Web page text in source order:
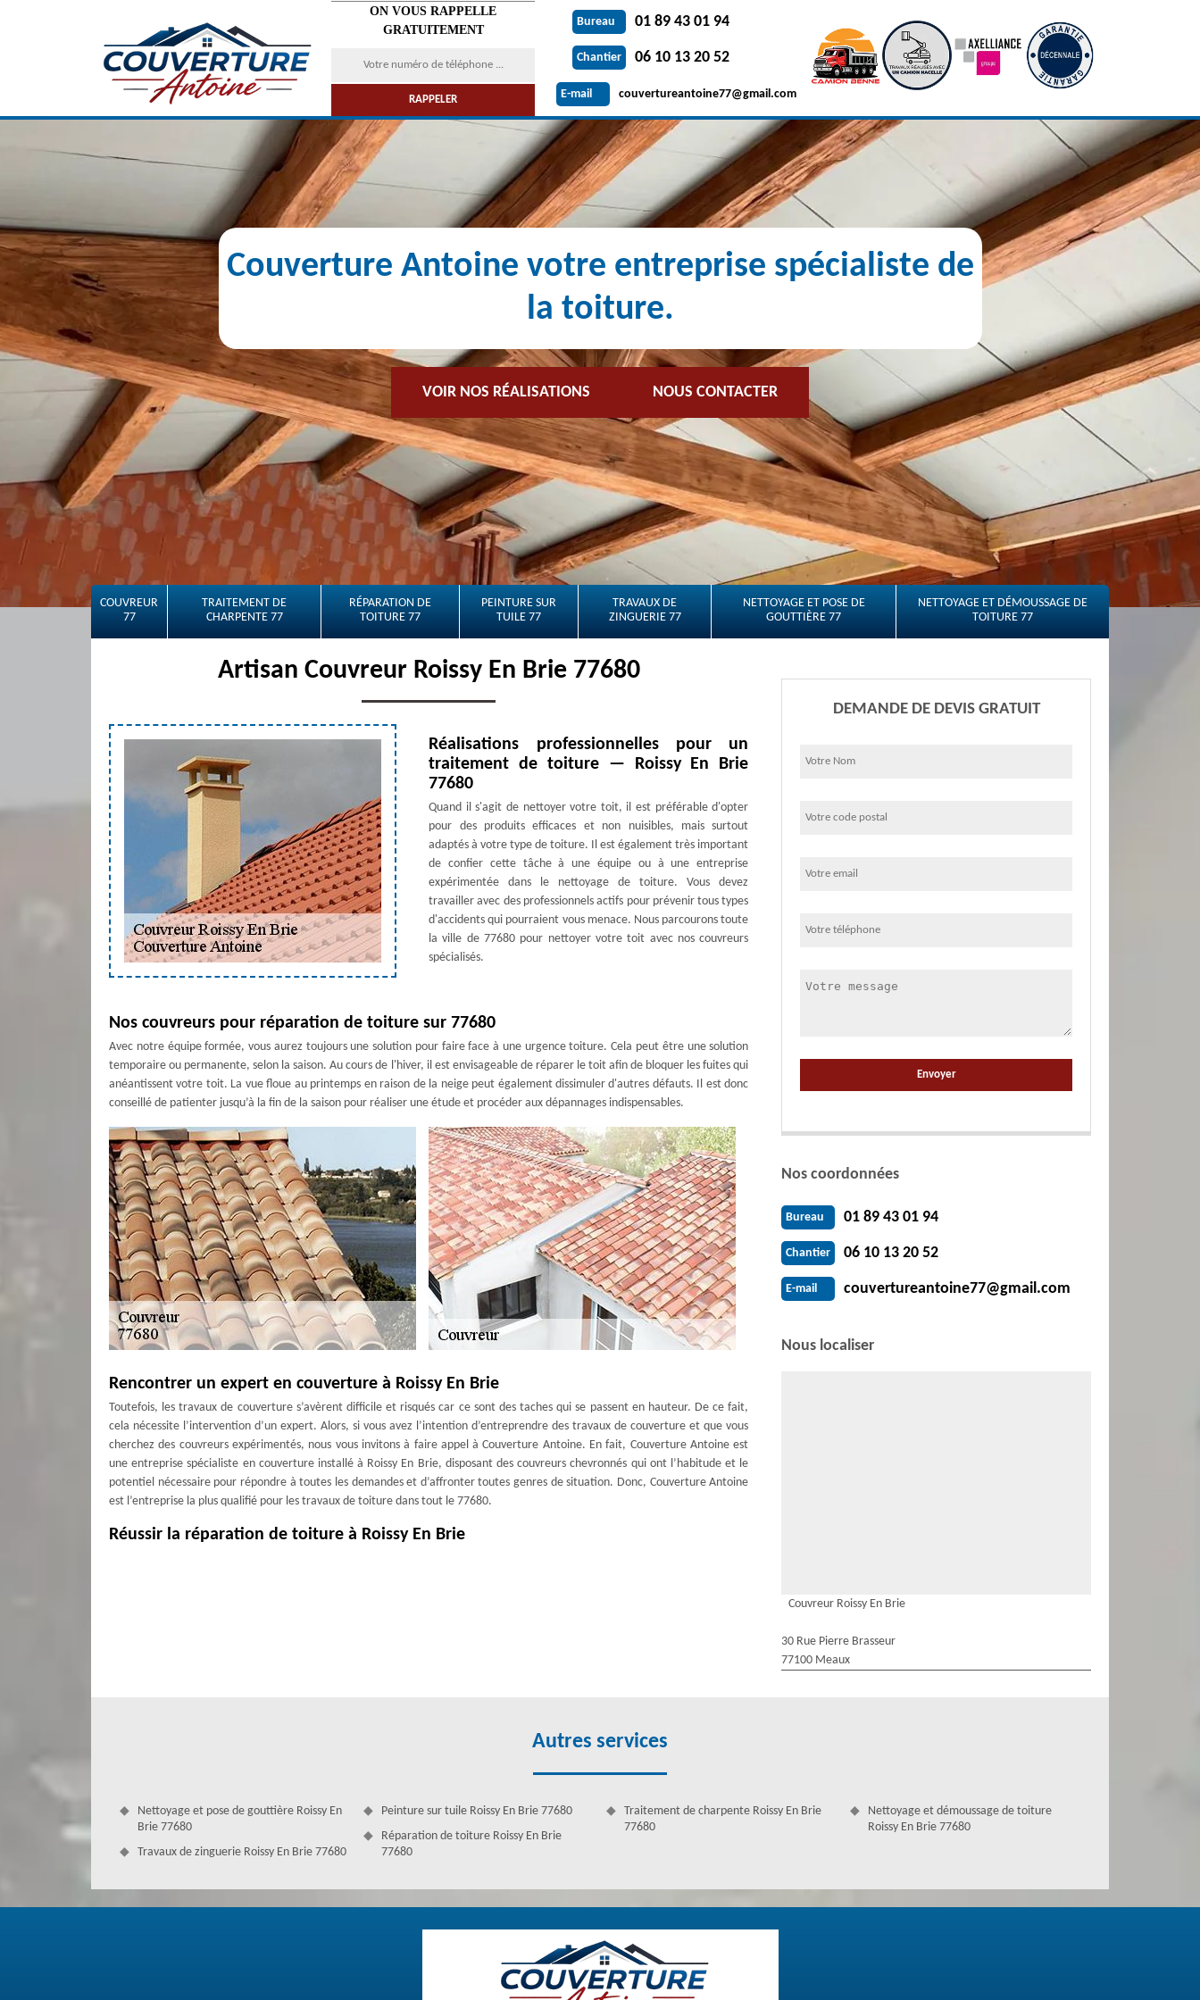
ON VOUS RAPPELLE
GRATUITEMENT
Bureau 01 89 43 01 94
Chantier 06 10 13 20 52
E-mail couvertureantoine77@gmail.com
Couverture Antoine votre entreprise spécialiste de
la toiture.
VOIR NOS RÉALISATIONS NOUS CONTACTER
COUVREUR
77
TRAITEMENT DE
CHARPENTE 77
RÉPARATION DE
TOITURE 77
PEINTURE SUR
TUILE 77
TRAVAUX DE
ZINGUERIE 77
NETTOYAGE ET POSE DE
GOUTTIÈRE 77
NETTOYAGE ET DÉMOUSSAGE DE
TOITURE 77
Artisan Couvreur Roissy En Brie 77680
Réalisations professionnelles pour un
traitement de toiture — Roissy En Brie
77680
Quand il s'agit de nettoyer votre toit, il est préférable d'opter
pour des produits efficaces et non nuisibles, mais surtout
adaptés à votre type de toiture. Il est également très important
de confier cette tâche à une équipe ou à une entreprise
expérimentée dans le nettoyage de toiture. Vous devez
travailler avec des professionnels actifs pour prévenir tous types
d'accidents qui pourraient vous menace. Nous parcourons toute
la ville de 77680 pour nettoyer votre toit avec nos couvreurs
spécialisés.
Nos couvreurs pour réparation de toiture sur 77680
Avec notre équipe formée, vous aurez toujours une solution pour faire face à une urgence toiture. Cela peut être une solution
temporaire ou permanente, selon la saison. Au cours de l'hiver, il est envisageable de réparer le toit afin de bloquer les fuites qui
anéantissent votre toit. La vue floue au printemps en raison de la neige peut également dissimuler d'autres défauts. Il est donc
conseillé de patienter jusqu’à la fin de la saison pour réaliser une étude et procéder aux dépannages indispensables.
Rencontrer un expert en couverture à Roissy En Brie
Toutefois, les travaux de couverture s’avèrent difficile et risqués car ce sont des taches qui se passent en hauteur. De ce fait,
cela nécessite l’intervention d’un expert. Alors, si vous avez l’intention d’entreprendre des travaux de couverture et que vous
cherchez des couvreurs expérimentés, nous vous invitons à faire appel à Couverture Antoine. En fait, Couverture Antoine est
une entreprise spécialiste en couverture installé à Roissy En Brie, disposant des couvreurs chevronnés qui ont l’habitude et le
potentiel nécessaire pour répondre à toutes les demandes et d’affronter toutes genres de situation. Donc, Couverture Antoine
est l’entreprise la plus qualifié pour les travaux de toiture dans tout le 77680.
Réussir la réparation de toiture à Roissy En Brie
Présente pour diverses interventions en travaux de toiture, Couverture Antoine est une entreprise de couvreur spécialisé pour le
nettoyage de toiture, la réparation de toiture et les différents travaux de toit dont vous pouvez avoir besoin. Au service de tout
77680, nous intervenons pour assurer un confort optimal pour le soin et l’entretien du toit. Professionnels aguerris depuis
DEMANDE DE DEVIS GRATUIT
Nos coordonnées
Bureau 01 89 43 01 94
Chantier 06 10 13 20 52
E-mail couvertureantoine77@gmail.com
Nous localiser
Couvreur Roissy En Brie
30 Rue Pierre Brasseur
77100 Meaux
Autres services
Nettoyage et pose de gouttière Roissy En
Brie 77680
Travaux de zinguerie Roissy En Brie 77680
Peinture sur tuile Roissy En Brie 77680
Réparation de toiture Roissy En Brie
77680
Traitement de charpente Roissy En Brie
77680
Nettoyage et démoussage de toiture
Roissy En Brie 77680